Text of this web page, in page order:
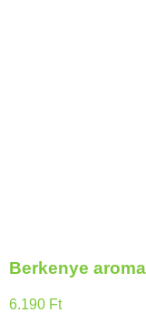
Berkenye
6.190 Ft